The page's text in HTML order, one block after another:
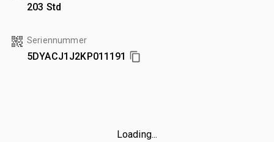
203 Std
Seriennummer
5DYACJ1J2KP011191
Loading...